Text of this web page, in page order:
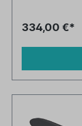
334,00 €*